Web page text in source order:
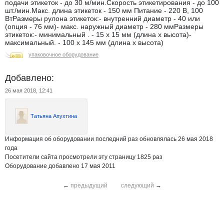
подачи этикеток - до 30 м/мин.Скорость этикетирования - до 100
шт./мин.Макс. длина этикеток - 150 мм Питание - 220 В, 100
ВтРазмеры рулона этикеток:- внутренний диаметр - 40 или
(опция - 76 мм)- макс. наружный диаметр - 280 ммРазмеры
этикеток:- минимальный . - 15 х 15 мм (длина х высота)-
максимальный. - 100 х 145 мм (длина х высота)
упаковочное оборудование
Добавлено:
26 мая 2018, 12:41
Татьяна Апухтина
Информация об оборудовании последний раз обновлялась 26 мая 2018
года
Посетители сайта просмотрели эту страницу 1825 раз
Оборудование добавлено 17 мая 2011
← предыдущий следующий →